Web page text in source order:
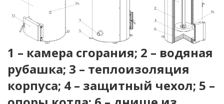
1 – камера сгорания; 2 – водяная
рубашка; 3 – теплоизоляция
корпуса; 4 – защитный чехол; 5 –